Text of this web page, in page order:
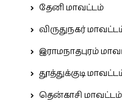
தேனி மாவட்டம்
விருதுநகர்
இராமநாதபுரம்
தூத்துக்குடி
தென்காசி மாவட்டம்